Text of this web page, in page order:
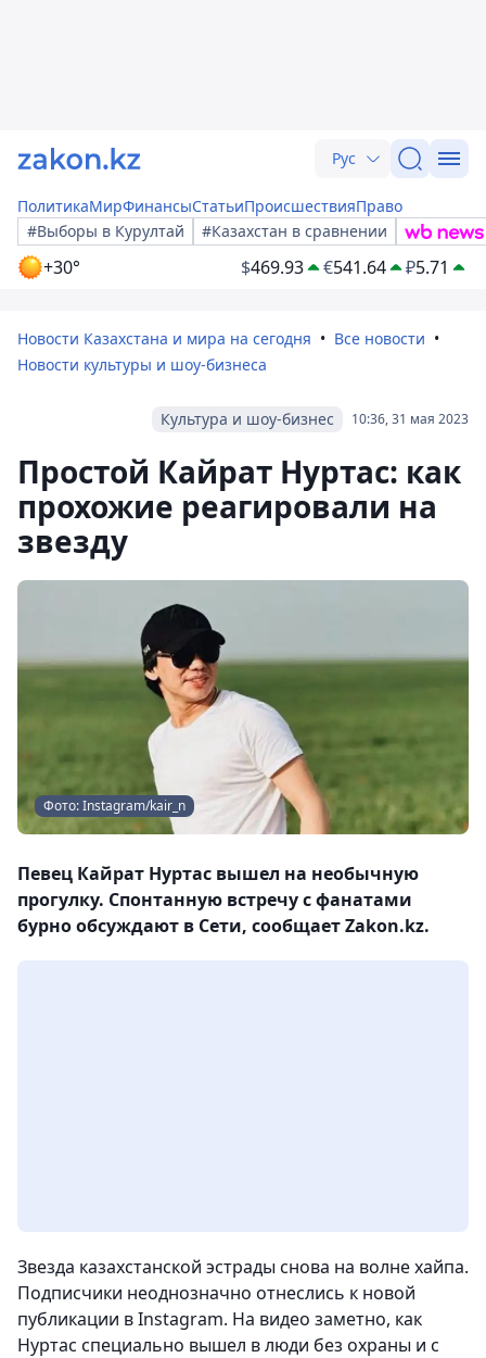
Рус
ПолитикаМирФинансыСтатьиПроисшествияПраво
#Выборы в Курултай
#Казахстан в сравнении
+30° $469.93 €541.64 ₽5.71
Новости Казахстана и мира на сегодня
Все новости
Новости культуры и шоу-бизнеса
10:36, 31 мая 2023
Культура и шоу-бизнес
Простой Кайрат Нуртас: как
прохожие реагировали на
звезду
Фото: Instagram/kair_n
Певец Кайрат Нуртас вышел на необычную
прогулку. Спонтанную встречу с фанатами
бурно обсуждают в Сети, сообщает Zakon.kz.
Звезда казахстанской эстрады снова на волне хайпа.
Подписчики неоднозначно отнеслись к новой
публикации в Instagram. На видео заметно, как
Нуртас специально вышел в люди без охраны и с